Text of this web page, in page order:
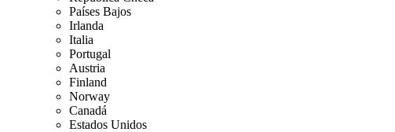
Países Bajos
Irlanda
Italia
Portugal
Austria
Finland
Norway
Canadá
Estados Unidos